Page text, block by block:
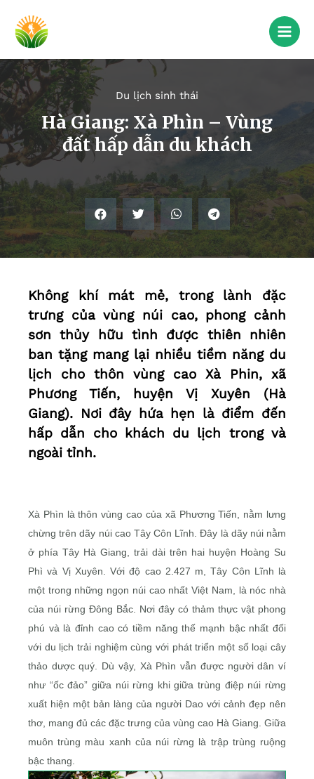
Du lịch sinh thái
Hà Giang: Xà Phìn – Vùng
đất hấp dẫn du khách
Không khí mát mẻ, trong lành đặc
trưng của vùng núi cao, phong cảnh
sơn thủy hữu tình được thiên nhiên
ban tặng mang lại nhiều tiềm năng du
lịch cho thôn vùng cao Xà Phin, xã
Phương Tiến, huyện Vị Xuyên (Hà
Giang). Nơi đây hứa hẹn là điểm đến
hấp dẫn cho khách du lịch trong và
ngoài tỉnh.
Xà Phìn là thôn vùng cao của xã Phương Tiến, nằm lưng
chừng trên dãy núi cao Tây Côn Lĩnh. Đây là dãy núi nằm
ở phía Tây Hà Giang, trải dài trên hai huyện Hoàng Su
Phì và Vị Xuyên. Với độ cao 2.427 m, Tây Côn Lĩnh là
một trong những ngọn núi cao nhất Việt Nam, là nóc nhà
của núi rừng Đông Bắc. Nơi đây có thảm thực vật phong
phú và là đỉnh cao có tiềm năng thế mạnh bậc nhất đối
với du lịch trải nghiệm cùng với phát triển một số loại cây
thảo dược quý. Dù vậy, Xà Phìn vẫn được người dân ví
như “ốc đảo” giữa núi rừng khi giữa trùng điệp núi rừng
xuất hiện một bản làng của người Dao với cảnh đẹp nên
thơ, mang đủ các đặc trưng của vùng cao Hà Giang. Giữa
muôn trùng màu xanh của núi rừng là trập trùng ruộng
bậc thang.